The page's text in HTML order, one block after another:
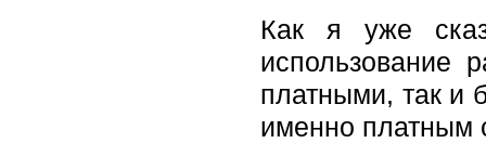
Как я уже
использование
платными, так и
именно платным